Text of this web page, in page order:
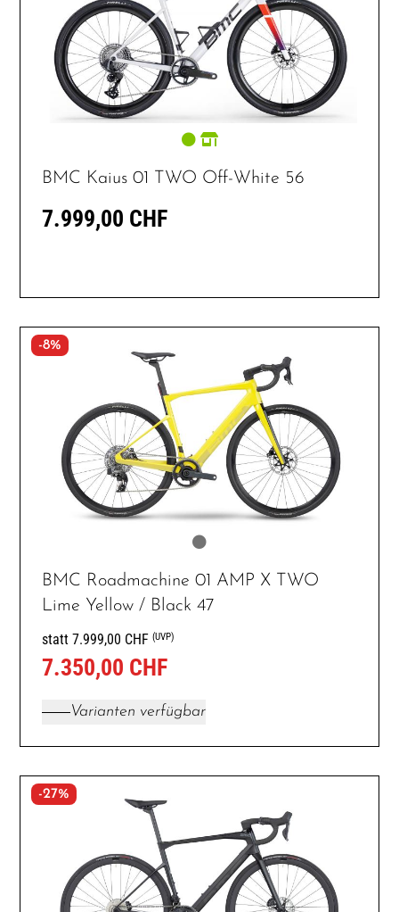
BMC Kaius 01 TWO Off-White 56
7.999,00 CHF
-8%
BMC Roadmachine 01 AMP X TWO
Lime Yellow / Black 47
statt 7.999,00 CHF(UVP)
7.350,00 CHF
Varianten verfügbar
-27%